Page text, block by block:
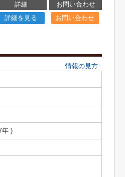
詳細
お問い合わせ
詳細を見る お問い合わせ
情報の見方
年 )